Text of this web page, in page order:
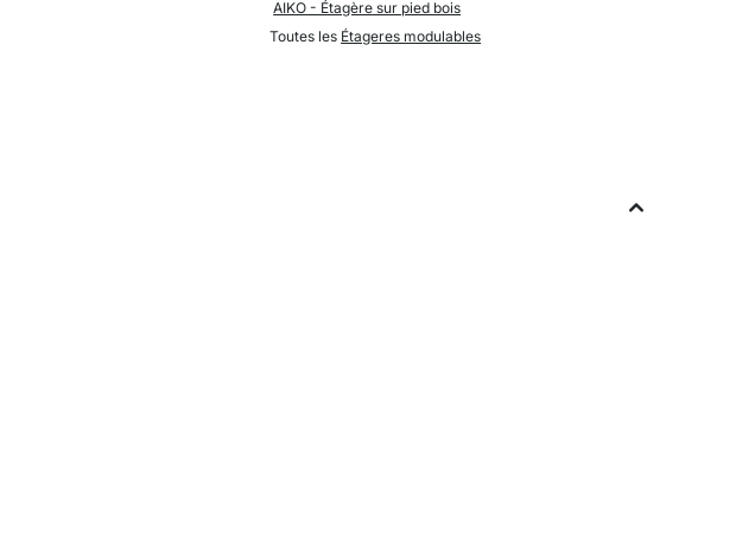
AIKO - Étagère sur pied bois
Toutes les Étageres modulables